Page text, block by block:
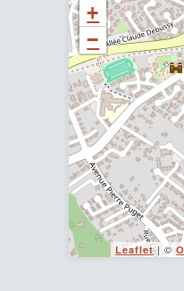
+
−
Leaflet| ©